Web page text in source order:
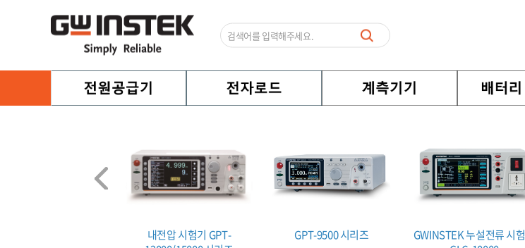
내전압 시험기 GPT-
GPT-9500 시리즈
GWINSTEK 누설전류 시